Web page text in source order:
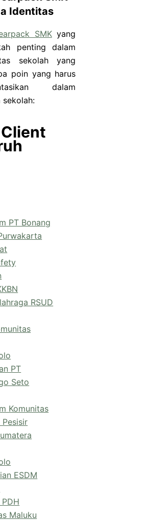
Identitas
SMKyang
penting dalam
sekolah yang
poin yang harus
dalam
sekolah: